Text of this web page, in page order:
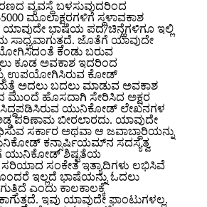
ವ್ಯವಸ್ಥೆ ಬಳಸುವುದರಿಂದ
ಮೂಲಾಕ್ಷರಗಳಿಗೆ ಸ್ಥಳಾವಕಾಶ
ಯಾವುದೇ ಭಾಷೆಯ ಪದ/ಚಿನ್ಹೆಗಳಿಗೂ ಇಲ್ಲಿ
ಸಾಧ್ಯವಾಗುತ್ತದೆ. ಜೊತೆಗೆ ಯಾವುದೇ
ಕಂಡು ಬರುವ
ಕೂಡ ಅವಕಾಶ ಇದರಿಂದ
ಉಪಯೋಗಿಸಿರುವ ಕೋಡ್
ಅದಲು ಬದಲು ಮಾಡುವ ಅವಕಾಶ
ಮುಂದೆ ಹೊಸದಾಗಿ ಸೇರಿಸಿದ ಅಕ್ಷರ
ಸಿದ್ದಪಡಿಸಿರುವ ಯುನಿಕೋಡ್ ಲೇಖನಗಳ
ಪರಿಣಾಮ ಬೀರಲಾರದು. ಯಾವುದೇ
ಸರ್ಕಾರ ಅಥವಾ ಆ ಜವಾಬ್ದಾರಿಯನ್ನು
ಕನ್ಸಾರ್ಷಿಯಮ್‌ನ ಸದಸ್ಯತ್ವ
ಯುನಿಕೋಡ್ ಶಿಷ್ಟತೆಯ
ಸಂಕೇತ ಇತ್ಯಾದಿಗಳು ಲಭಿಸಿವೆ
ಇಲ್ಲದೆ ಭಾಷೆಯನ್ನು ಓದಲು
ಎಂದು ಕಾಲಕಾಲಕ್ಕೆ
ಇವು ಯಾವುದೇ ಫಾಂಟುಗಳಲ್ಲ.